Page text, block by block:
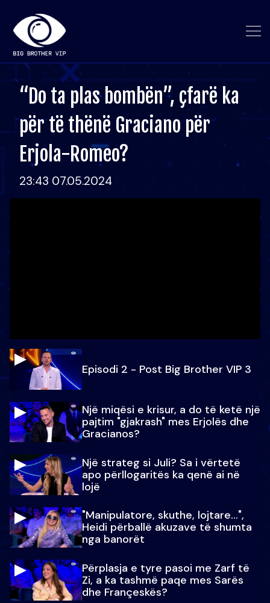
“Do ta plas bombën”, çfarë ka
për të thënë Graciano për
Erjola-Romeo?
23:43 07.05.2024
Episodi 2 - Post Big Brother VIP 3
Një miqësi e krisur, a do të ketë një
pajtim "gjakrash" mes Erjolës dhe
Gracianos?
Një strateg si Juli? Sa i vërtetë
apo përllogaritës ka qenë ai në
lojë
"Manipulatore, skuthe, lojtare...",
Heidi përballë akuzave të shumta
nga banorët
Përplasja e tyre pasoi me Zarf të
Zi, a ka tashmë paqe mes Sarës
dhe Françeskës?